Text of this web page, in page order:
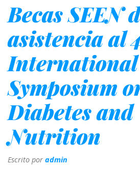
Becas SEEN
asistencia al
International
Symposium
Diabetes and
Nutrition
Escrito por admin